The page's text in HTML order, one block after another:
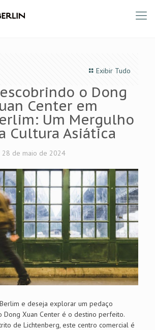
Exibir Tudo
o Dong
Center em
Um Mergulho
Cultura Asiática
28 de maio de 2024
e deseja explorar um pedaço
Dong Xuan Center é o destino perfeito.
de Lichtenberg, este centro comercial é